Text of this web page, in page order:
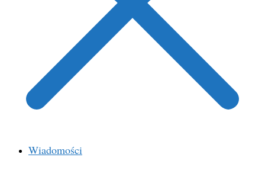
Wiadomości